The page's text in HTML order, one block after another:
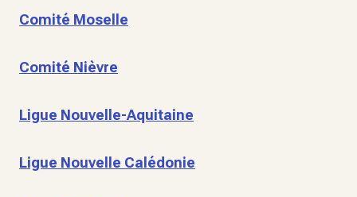
Comité Moselle
Comité Nièvre
Ligue Nouvelle-Aquitaine
Ligue Nouvelle Calédonie